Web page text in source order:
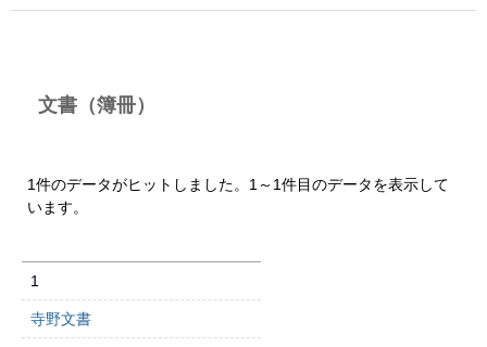
文書（簿冊）
1件のデータがヒットしました。1～1件目のデータを表示して
います。
1
寺野文書